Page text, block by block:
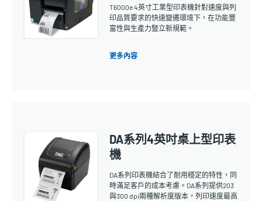
T6000e 4英寸工業型印表機針對速度與列
印品質要求的快速變遷環境下，在功能豐
富性與生產力豎立新規範。
更多內容
DA系列4英吋桌上型印表
機
DA系列印表機結合了耐用穩定的特性，同
時滿足客戶的成本考慮。DA系列提供203
與300 dpi兩種解析度版本，列印速度最高